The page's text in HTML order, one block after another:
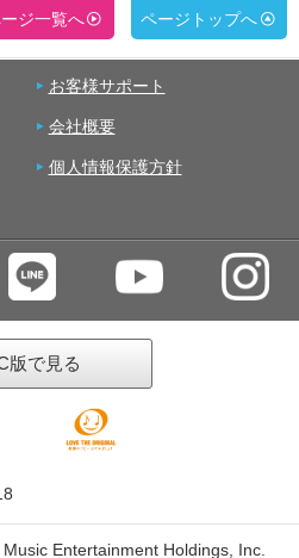
ジ一覧へ ページトップへ
お客様サポート
会社概要
個人情報保護方針
版で見る
Entertainment Holdings, Inc.